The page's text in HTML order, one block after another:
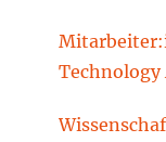
Technology